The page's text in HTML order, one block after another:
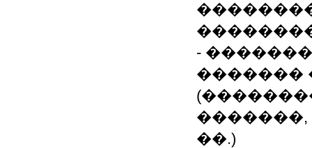
-
�������
��.)